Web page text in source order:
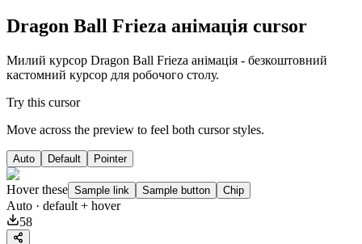
Dragon Ball Frieza анімація cursor
Милий курсор Dragon Ball Frieza анімація - безкоштовний
кастомний курсор для робочого столу.
Try this cursor
Move across the preview to feel both cursor styles.
Auto Default Pointer
Hover these Sample link Sample button Chip
Auto · default + hover
58